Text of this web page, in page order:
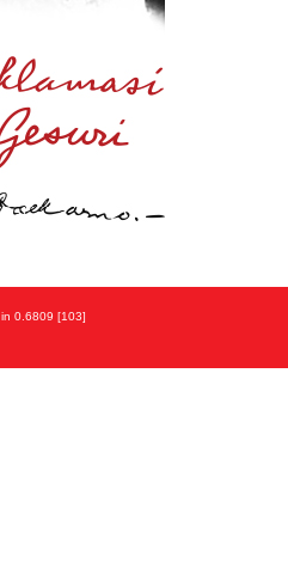
0.6809 [103]